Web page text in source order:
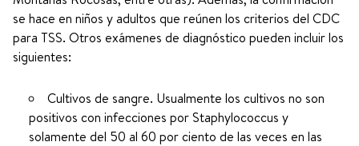
se hace en niños y adultos que reúnen los criterios del CDC
para TSS. Otros exámenes de diagnóstico pueden incluir los
siguientes:
Cultivos de sangre. Usualmente los cultivos no son
positivos con infecciones por Staphylococcus y
solamente del 50 al 60 por ciento de las veces en las